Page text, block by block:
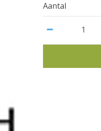
Aantal